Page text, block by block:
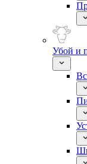
Убой и